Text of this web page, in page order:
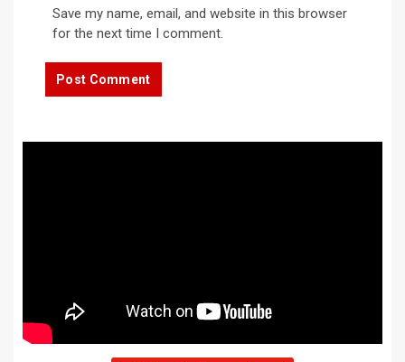
Save my name, email, and website in this browser
for the next time I comment.